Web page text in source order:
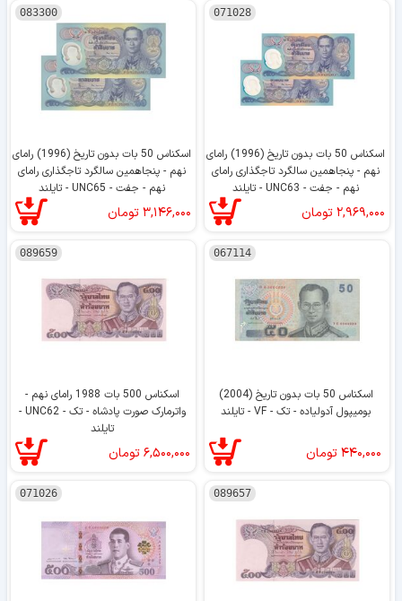
071028
اسکناس 50 بات بدون تاریخ (1996) رامای
نهم - پنجاهمین سالگرد تاجگذاری رامای
نهم - جفت - UNC63 - تایلند
۲,۹۶۹,۰۰۰تومان
083300
اسکناس 50 بات بدون تاریخ (1996) رامای
نهم - پنجاهمین سالگرد تاجگذاری رامای
نهم - جفت - UNC65 - تایلند
۳,۱۴۶,۰۰۰تومان
067114
اسکناس 50 بات بدون تاریخ (2004)
بومیپول آدولیاده - تک - VF - تایلند
۴۴۰,۰۰۰ تومان
089659
اسکناس 500 بات 1988 رامای نهم -
واترمارک صورت پادشاه - تک - UNC62 -
تایلند
۶,۵۰۰,۰۰۰تومان
089657
071026